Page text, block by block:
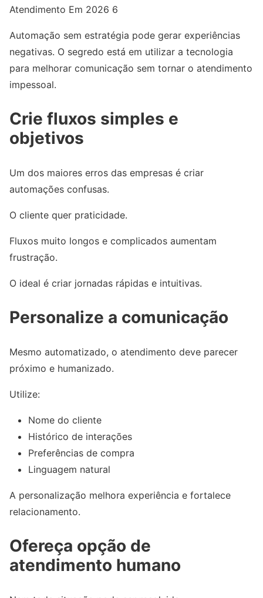
Atendimento Em 2026 6
Automação sem estratégia pode gerar experiências
negativas. O segredo está em utilizar a tecnologia
para melhorar comunicação sem tornar o atendimento
impessoal.
Crie fluxos simples e
objetivos
Um dos maiores erros das empresas é criar
automações confusas.
O cliente quer praticidade.
Fluxos muito longos e complicados aumentam
frustração.
O ideal é criar jornadas rápidas e intuitivas.
Personalize a comunicação
Mesmo automatizado, o atendimento deve parecer
próximo e humanizado.
Utilize:
Nome do cliente
Histórico de interações
Preferências de compra
Linguagem natural
A personalização melhora experiência e fortalece
relacionamento.
Ofereça opção de
atendimento humano